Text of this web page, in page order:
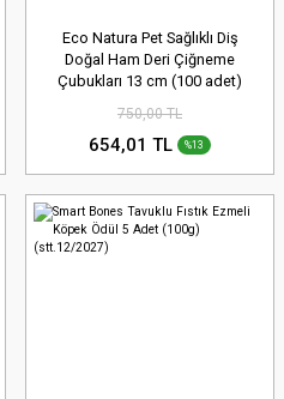
Eco Natura Pet Sağlıklı Diş
Doğal Ham Deri Çiğneme
Çubukları 13 cm (100 adet)
750,00 TL
654,01 TL %13